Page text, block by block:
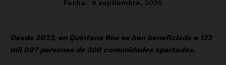
Empresa